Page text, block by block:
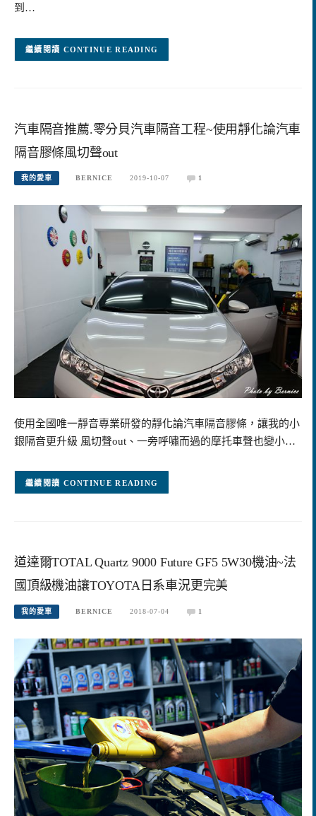
到…
CONTINUE READING
汽車隔音推薦.零分貝汽車隔音工程~使用靜化論汽車
隔音膠條風切聲out
我的愛車 BERNICE 2019-10-07 1
使用全國唯一靜音專業研發的靜化論汽車隔音膠條，讓我的小
銀隔音更升級 風切聲out、一旁呼嘯而過的摩托車聲也變小…
CONTINUE READING
道達爾TOTAL Quartz 9000 Future GF5 5W30機油~法
國頂級機油讓TOYOTA日系車況更完美
我的愛車 BERNICE 2018-07-04 1